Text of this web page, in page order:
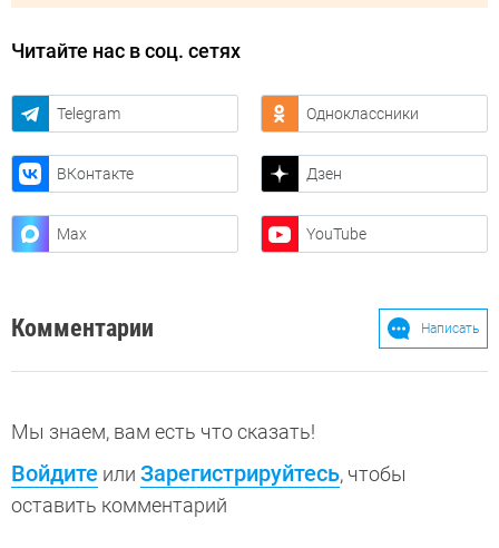
Читайте нас в соц. сетях
Telegram Одноклассники
ВКонтакте Дзен
Max YouTube
Комментарии Написать
Мы знаем, вам есть что сказать!
Войдите или Зарегистрируйтесь, чтобы
оставить комментарий